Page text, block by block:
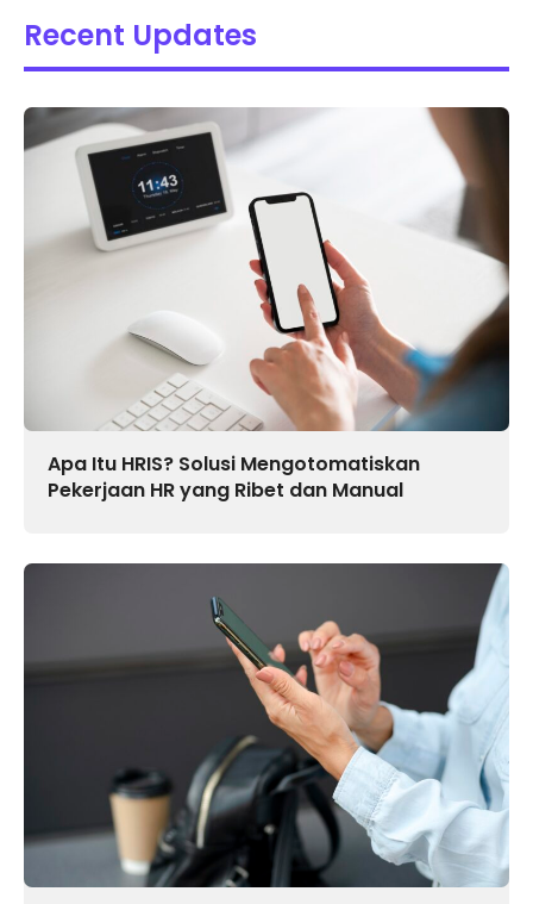
Recent Updates
Apa Itu HRIS? Solusi Mengotomatiskan
Pekerjaan HR yang Ribet dan Manual